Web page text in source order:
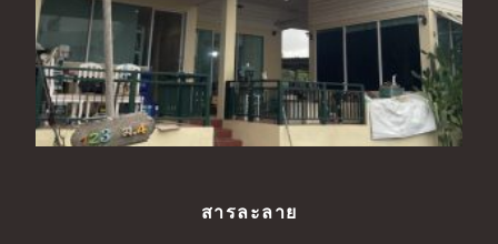
สารละลาย